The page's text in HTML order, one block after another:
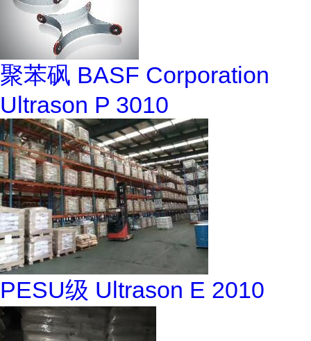
聚苯砜 BASF Corporation
Ultrason P 3010
PESU级 Ultrason E 2010